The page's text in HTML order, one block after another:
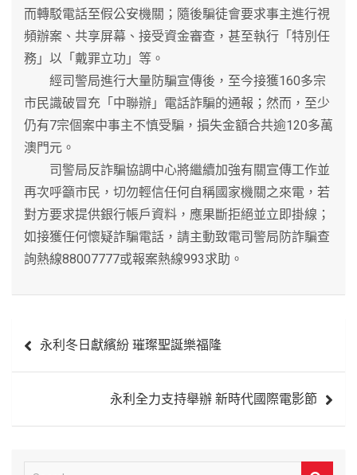
而轉駁電話至假公安機關；隨後騙徒會要求事主進行視
頻辦案、共享屏幕、接受資金審查，甚至執行「特別任
務」以「戴罪立功」等。
經司警局進行大量防騙宣傳後，至今接獲160多宗
市民識破冒充「中聯辦」電話詐騙的通報；然而，至少
仍有7宗個案中事主不慎受騙，損失金額合共逾120多萬
澳門元。
司警局反詐騙協調中心將繼續加強有關宣傳工作並
再次呼籲市民，切勿輕信任何自稱國家機關之來電，若
對方要求提供銀行帳戶資料，應果斷拒絕並立即掛線；
如接獲任何懷疑詐騙電話，請主動致電司警局防詐騙查
詢熱線88007777或報案熱線993求助。
章
永利冬日獻繽紛 璀璨聖誕樂福隆
永利全力支持舉辦 新時代國際電影節